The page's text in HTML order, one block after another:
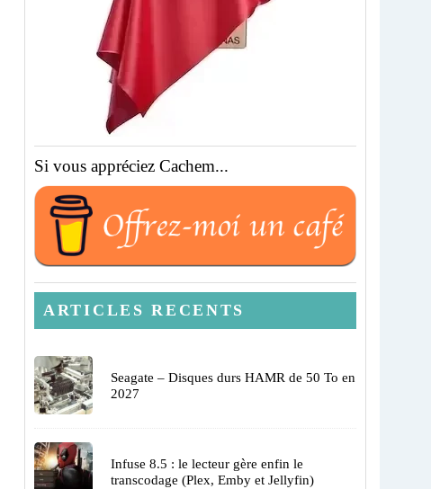
Si vous appréciez Cachem...
ARTICLES RECENTS
Seagate – Disques durs HAMR de 50 To en
2027
Infuse 8.5 : le lecteur gère enfin le
transcodage (Plex, Emby et Jellyfin)